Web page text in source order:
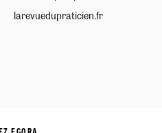
larevuedupraticien.fr